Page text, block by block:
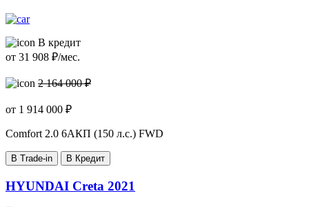
В кредит
от 31 908 ₽/мес.
2 164 000 ₽
от 1 914 000 ₽
Comfort 2.0 6AКП (150 л.с.) FWD
В Trade-in В Кредит
HYUNDAI Creta 2021